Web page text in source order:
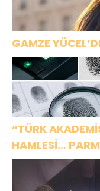
GAMZE
“TÜRK
HAMLESİ…
ANALİZ”